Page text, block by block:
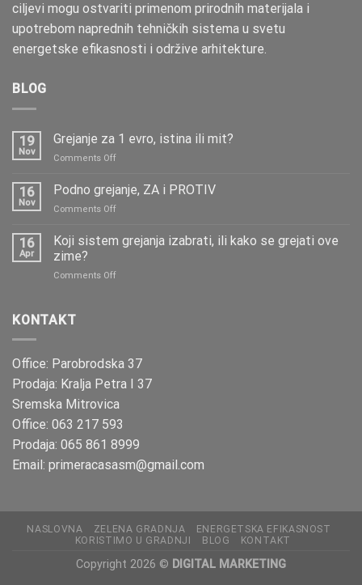
ciljevi mogu ostvariti primenom prirodnih materijala i
upotrebom naprednih tehničkih sistema u svetu
energetske efikasnosti i održive arhitekture.
BLOG
19
Nov
Grejanje za 1 evro, istina ili mit?
Comments Offon
za
ili
16
Nov
Podno grejanje, ZA i PROTIV
Comments Offon
grejanje,
ZA
16
Apr
Koji sistem grejanja izabrati, ili kako se grejati ove
zime?
Comments Offon
kako
se
grejati
zime?
KONTAKT
Office: Parobrodska 37
Prodaja: Kralja Petra I 37
Sremska Mitrovica
Office: 063 217 593
Prodaja: 065 861 8999
Email: primeracasasm@gmail.com
NASLOVNA ZELENA GRADNJA
ENERGETSKA EFIKASNOST
KORISTIMO U GRADNJI
BLOG KONTAKT
Copyright 2026 © DIGITAL MARKETING